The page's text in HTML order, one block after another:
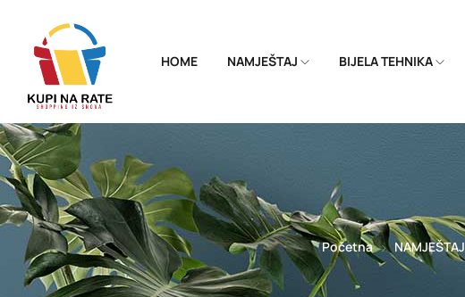
HOME NAMJEŠTAJ BIJELA TEHNIKA
Početna NAMJEŠTAJ